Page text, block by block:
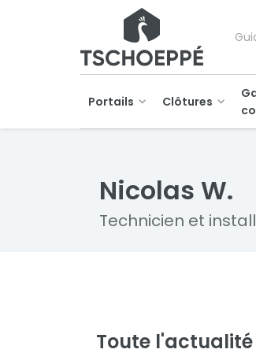
Portails Clôtures
Nicolas W.
Technicien et
Toute l'actualité